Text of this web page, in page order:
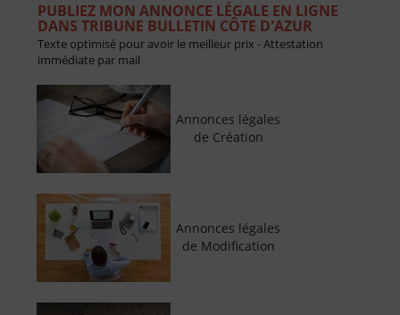
PUBLIEZ MON ANNONCE LÉGALE EN LIGNE
DANS TRIBUNE BULLETIN CÔTE D'AZUR
Texte optimisé pour avoir le meilleur prix - Attestation
immédiate par mail
Annonces légales
de Création
Annonces légales
de Modification